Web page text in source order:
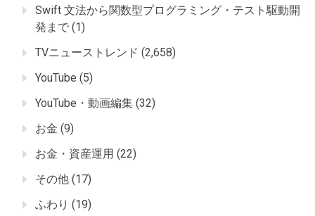
Swift 文法から関数型プログラミング・テスト駆動開
発まで (1)
TVニューストレンド (2,658)
YouTube (5)
YouTube・動画編集 (32)
お金 (9)
お金・資産運用 (22)
その他 (17)
ふわり (19)